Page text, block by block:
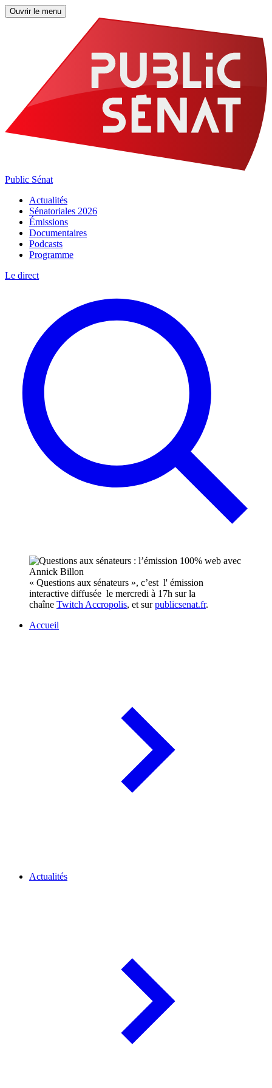
Ouvrir le menu
Public Sénat
Actualités
Sénatoriales 2026
Émissions
Documentaires
Podcasts
Programme
Le direct
« Questions aux sénateurs », c’est l' émission
interactive diffusée le mercredi à 17h sur la
chaîne Twitch Accropolis, et surpublicsenat.fr.
Accueil
Actualités